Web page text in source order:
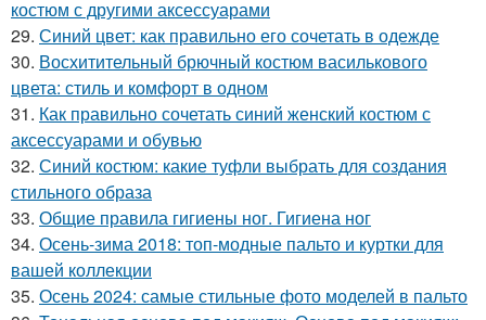
костюм с другими аксессуарами
29. Синий цвет: как правильно его сочетать в одежде
30. Восхитительный брючный костюм василькового
цвета: стиль и комфорт в одном
31. Как правильно сочетать синий женский костюм с
аксессуарами и обувью
32. Синий костюм: какие туфли выбрать для создания
стильного образа
33. Общие правила гигиены ног. Гигиена ног
34. Осень-зима 2018: топ-модные пальто и куртки для
вашей коллекции
35. Осень 2024: самые стильные фото моделей в пальто